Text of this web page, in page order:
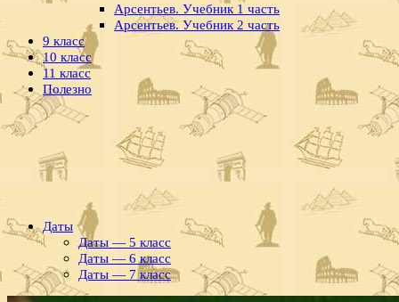
Арсентьев. Учебник 1 часть
Арсентьев. Учебник 2 часть
9 класс
10 класс
11 класс
Полезно
Даты
Даты — 5 класс
Даты — 6 класс
Даты — 7 класс